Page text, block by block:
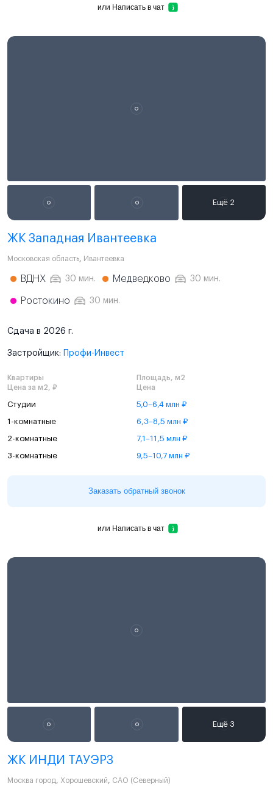
или Написать в чат
ЖК Западная Ивантеевка
Московская область, Ивантеевка
ВДНХ 30 мин. Медведково 30 мин.
Ростокино 30 мин.
Сдача в 2026 г.
Застройщик: Профи-Инвест
Квартиры
Площадь, м2
Цена за м2, ₽
Цена
Студии 5,0–6,4 млн ₽
1-комнатные 6,3–8,5 млн ₽
2-комнатные 7,1–11,5 млн ₽
3-комнатные 9,5–10,7 млн ₽
Заказать обратный звонок
или Написать в чат
ЖК ИНДИ ТАУЭРЗ
Москва город, Хорошевский, САО (Северный)